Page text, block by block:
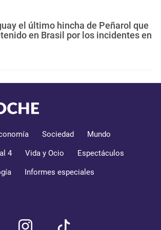
el último hincha de Peñarol que
en Brasil por los incidentes en
Sociedad Mundo
4 Vida y Ocio Espectáculos
Informes especiales